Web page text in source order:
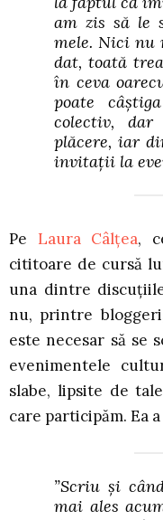
am zis să le
mele. Nici nu
dat, toată
în ceva
poate
colectiv,
plăcere, iar
invitații la
Pe Laura Câlțea,
cititoare de cursă
una dintre
nu, printre
este necesar să se
evenimentele
slabe, lipsite de
care participăm. Ea
”Scriu și
mai ales